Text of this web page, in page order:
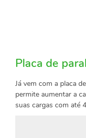
Placa de
Já vem com a placa
permite aumentar a
suas cargas com até